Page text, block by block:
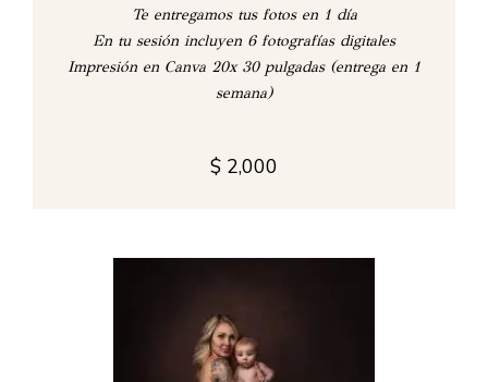
Te entregamos tus fotos en 1 día
En tu sesión incluyen 6 fotografías digitales
Impresión en Canva 20x 30 pulgadas (entrega en 1
semana)
$ 2,000